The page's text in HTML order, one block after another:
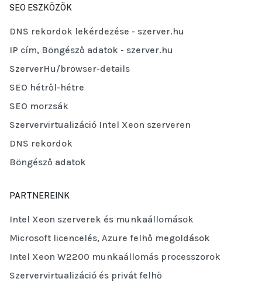
SEO ESZKÖZÖK
DNS rekordok lekérdezése - szerver.hu
IP cím, Böngésző adatok - szerver.hu
SzerverHu/browser-details
SEO hétről-hétre
SEO morzsák
Szervervirtualizáció Intel Xeon szerveren
DNS rekordok
Böngésző adatok
PARTNEREINK
Intel Xeon szerverek és munkaállomások
Microsoft licencelés, Azure felhő megoldások
Intel Xeon W2200 munkaállomás processzorok
Szervervirtualizáció és privát felhő